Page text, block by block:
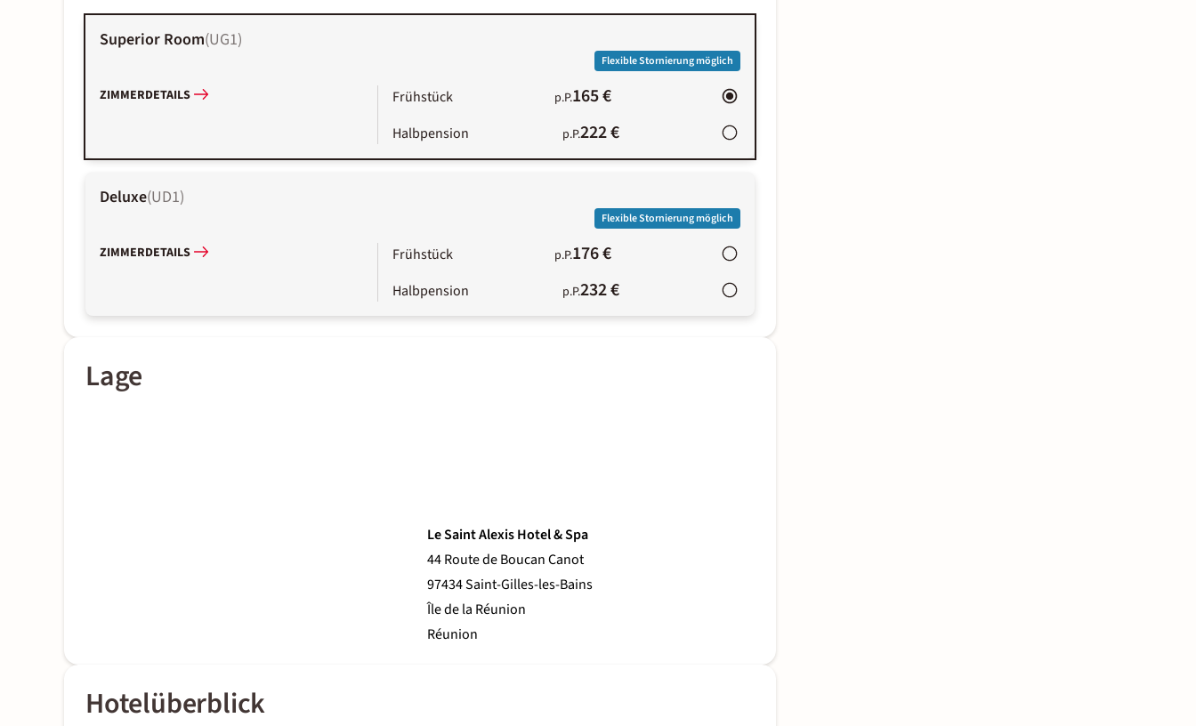
Superior Room(UG1)
Flexible Stornierung möglich
ZIMMERDETAILS Frühstück p.P.165 €
Halbpension p.P.222 €
Deluxe(UD1)
Flexible Stornierung möglich
ZIMMERDETAILS Frühstück p.P.176 €
Halbpension p.P.232 €
Lage
Le Saint Alexis Hotel & Spa
44 Route de Boucan Canot
97434 Saint-Gilles-les-Bains
Île de la Réunion
Réunion
Hotelüberblick